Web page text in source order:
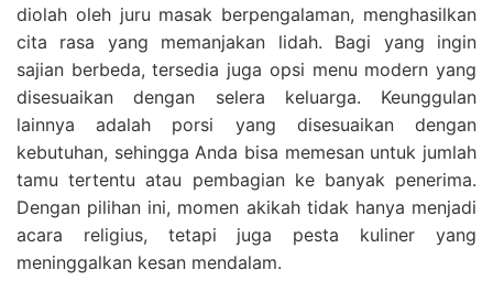
diolah oleh juru masak berpengalaman, menghasilkan
cita rasa yang memanjakan lidah. Bagi yang ingin
sajian berbeda, tersedia juga opsi menu modern yang
disesuaikan dengan selera keluarga. Keunggulan
lainnya adalah porsi yang disesuaikan dengan
kebutuhan, sehingga Anda bisa memesan untuk jumlah
tamu tertentu atau pembagian ke banyak penerima.
Dengan pilihan ini, momen akikah tidak hanya menjadi
acara religius, tetapi juga pesta kuliner yang
meninggalkan kesan mendalam.